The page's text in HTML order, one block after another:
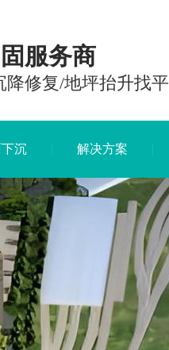
服务商
修复/地坪抬升找平
沉 解决方案